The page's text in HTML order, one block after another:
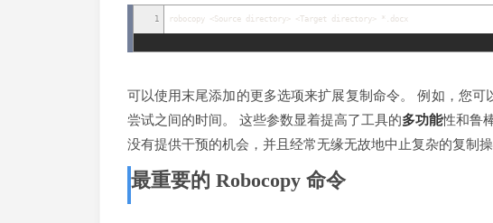
1 robocopy <Source directory> <Target directory> *. docx
可以使用末尾添加的更多选项来扩展复制命令。 例如，您
尝试之间的时间。 这些参数显着提高了工具的多功能性和鲁
没有提供干预的机会，并且经常无缘无故地中止复杂的复制操
最重要的 Robocopy 命令